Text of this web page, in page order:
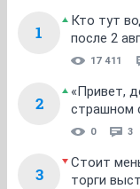
1
Кто тут
после 2
17 411
2
«Привет,
страшном
0 3
3
Стоит
торги